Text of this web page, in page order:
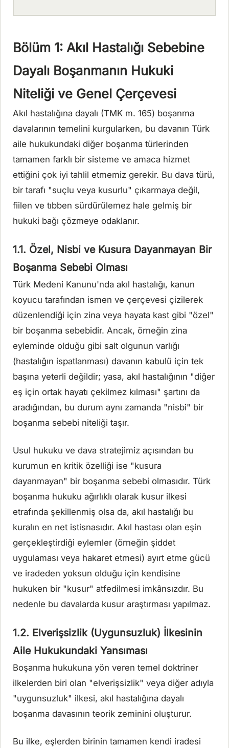
Bölüm 1: Akıl Hastalığı Sebebine
Dayalı Boşanmanın Hukuki
Niteliği ve Genel Çerçevesi
Akıl hastalığına dayalı (TMK m. 165) boşanma
davalarının temelini kurgularken, bu davanın Türk
aile hukukundaki diğer boşanma türlerinden
tamamen farklı bir sisteme ve amaca hizmet
ettiğini çok iyi tahlil etmemiz gerekir. Bu dava türü,
bir tarafı "suçlu veya kusurlu" çıkarmaya değil,
fiilen ve tıbben sürdürülemez hale gelmiş bir
hukuki bağı çözmeye odaklanır.
1.1. Özel, Nisbi ve Kusura Dayanmayan Bir
Boşanma Sebebi Olması
Türk Medeni Kanunu'nda akıl hastalığı, kanun
koyucu tarafından ismen ve çerçevesi çizilerek
düzenlendiği için zina veya hayata kast gibi "özel"
bir boşanma sebebidir. Ancak, örneğin zina
eyleminde olduğu gibi salt olgunun varlığı
(hastalığın ispatlanması) davanın kabulü için tek
başına yeterli değildir; yasa, akıl hastalığının "diğer
eş için ortak hayatı çekilmez kılması" şartını da
aradığından, bu durum aynı zamanda "nisbi" bir
boşanma sebebi niteliği taşır.
Usul hukuku ve dava stratejimiz açısından bu
kurumun en kritik özelliği ise "kusura
dayanmayan" bir boşanma sebebi olmasıdır. Türk
boşanma hukuku ağırlıklı olarak kusur ilkesi
etrafında şekillenmiş olsa da, akıl hastalığı bu
kuralın en net istisnasıdır. Akıl hastası olan eşin
gerçekleştirdiği eylemler (örneğin şiddet
uygulaması veya hakaret etmesi) ayırt etme gücü
ve iradeden yoksun olduğu için kendisine
hukuken bir "kusur" atfedilmesi imkânsızdır. Bu
nedenle bu davalarda kusur araştırması yapılmaz.
1.2. Elverişsizlik (Uygunsuzluk) İlkesinin
Aile Hukukundaki Yansıması
Boşanma hukukuna yön veren temel doktriner
ilkelerden biri olan "elverişsizlik" veya diğer adıyla
"uygunsuzluk" ilkesi, akıl hastalığına dayalı
boşanma davasının teorik zeminini oluşturur.
Bu ilke, eşlerden birinin tamamen kendi iradesi